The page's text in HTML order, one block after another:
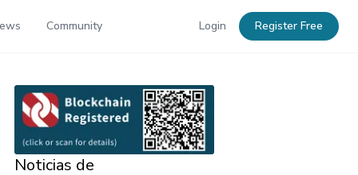
Community Login Register Free
Noticias de